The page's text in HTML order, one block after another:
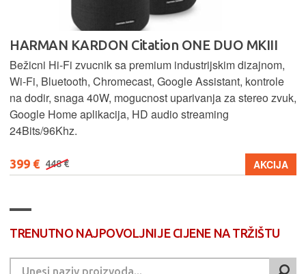
HARMAN KARDON Citation ONE DUO MKIII
Bežicni Hi-Fi zvucnik sa premium industrijskim dizajnom,
Wi-Fi, Bluetooth, Chromecast, Google Assistant, kontrole
na dodir, snaga 40W, mogucnost uparivanja za stereo zvuk,
Google Home aplikacija, HD audio streaming
24Bits/96Khz.
399 € 448 € AKCIJA
TRENUTNO NAJPOVOLJNIJE CIJENE NA TRŽIŠTU